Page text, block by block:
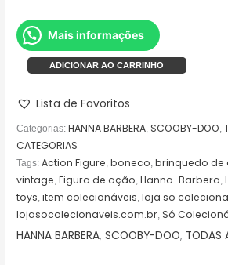
Mais informações
ADICIONAR AO CARRINHO
Lista de Favoritos
Categorias:HANNA BARBERA ,SCOOBY-DOO ,
CATEGORIAS
Tags: Action Figure ,boneco ,brinquedo de
vintage ,Figura de ação ,Hanna-Barbera ,
toys ,item colecionáveis ,loja so
lojasocolecionaveis.com.br ,Só
HANNA BARBERA,SCOOBY-DOO, TODAS